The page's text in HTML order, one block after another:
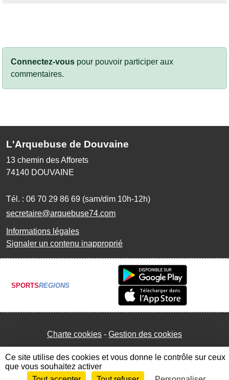
Connectez-vous pour pouvoir participer aux
commentaires.
L'Arquebuse de Douvaine
13 chemin des Afforets
74140 DOUVAINE
Tél. : 06 70 29 86 69 (sam/dim 10h-12h)
secretaire@arquebuse74.com
Informations légales
Signaler un contenu inapproprié
SPORTSREGIONS
Charte cookies Gestion des cookies
Ce site utilise des cookies et vous donne le contrôle sur ceux
que vous souhaitez activer